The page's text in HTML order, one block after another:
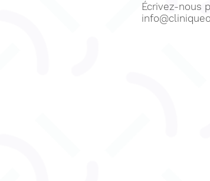
Écrivez-nous